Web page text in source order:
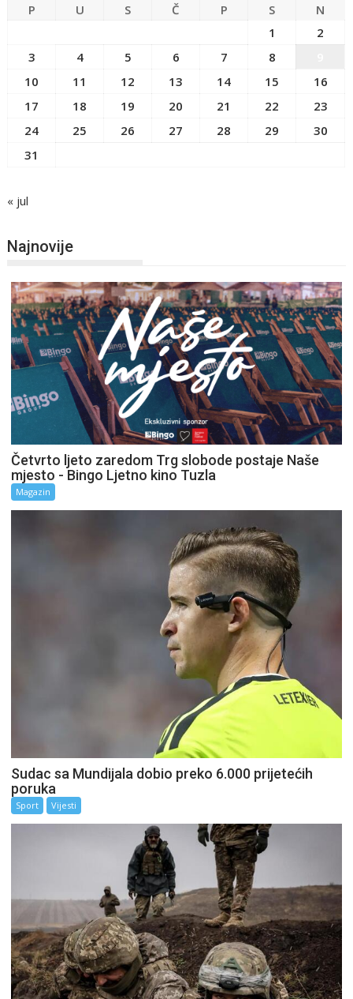
P U S Č P S
N
1
2
3
4 5 6 7 8
10
11 12 13 14 15
16
17
18 19 20 21 22
23
24
25 26 27 28 29
30
31
« jul
Najnovije
Četvrto ljeto zaredom Trg slobode postaje Naše
mjesto - Bingo Ljetno kino Tuzla
Magazin
Sudac sa Mundijala dobio preko 6.000 prijetećih
poruka
Sport Vijesti